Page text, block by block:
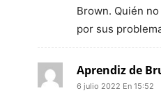
Brown. Quién
por sus
Aprendiz de
6 julio 2022 En 15:52